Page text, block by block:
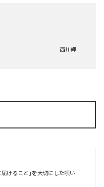
西川輝
けること」を大切にした唄い